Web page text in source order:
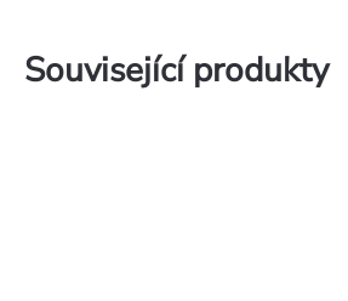
Související produkty